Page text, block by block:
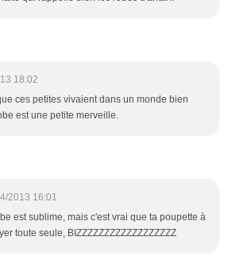
18:02
ces petites vivaient dans un monde bien
est une petite merveille.
2013 16:01
est sublime, mais c'est vrai que ta poupette à
toute seule, BIZZZZZZZZZZZZZZZZZZ